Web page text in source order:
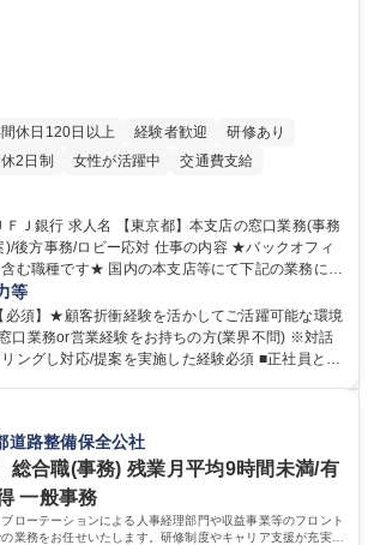
休日120日以上 経験者歓迎
研修あり
2日制 女性が活躍中
交通費支給
支店の窓口業務(事務
ー応対 仕事の内容 ★バックオフィ
む職種です★ 国内の本支店等にて下記の業務に従
窓口/後方/ロビーにて事務手続等の受付・オペレ
な事務運用の検討・構築等 ≪業務紹介：ご応募前
記事 https://www.mysite.bk.mufg.jp/career/circle/
等
必須】★顧客折衝経験を活かしてご活躍可能な環境
口業務or営業経験をお持ちの方(業界不問) ※対話
し対応/提案を実施した経験必須 ■正社員とし
だけます。 幅広いキャリアの選択肢があり、公募
一人ひとりが挑戦できるカルチャーが浸透してい
道路整備保全公社
総合職(事務) 残業月平均9時間未満/有
一般事務
ローテーションによる人事経理部門や収益事業等のフロント
業務をお任せいたします。研修制度やキャリア支援が充実し